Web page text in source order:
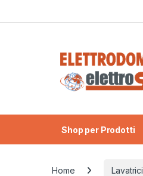
Shop per Prodotti
Home Lavatrici